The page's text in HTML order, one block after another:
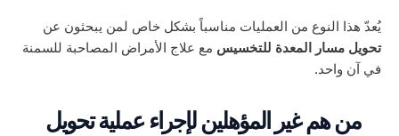
يُعدّ هذا النوع من العمليات مناسباً بشكل خاص لمن يبحثون عن
تحويل مسار المعدة للتخسيس مع علاج الأمراض المصاحبة للسمنة
في آن واحد.
من هم غير المؤهلين لإجراء عملية تحويل